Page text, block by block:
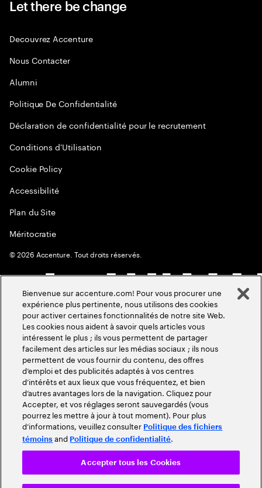
Let there be change
Decouvrez Accenture
Nous Contacter
Alumni
Politique De Confidentialité
Déclaration de confidentialité pour le recrutement
Conditions d'Utilisation
Cookie Policy
Accessibilité
Plan du Site
Méritocratie
©2026 Accenture. Tout droits réservés.
Bienvenue sur accenture.com! Pour vous procurer une
expérience plus pertinente, nous utilisons des cookies
pour activer certaines fonctionnalités de notre site Web.
Les cookies nous aident à savoir quels articles vous
intéressent le plus ; ils vous permettent de partager
facilement des articles sur les médias sociaux ; ils nous
permettent de vous fournir du contenu, des offres
d’emploi et des publicités adaptés à vos centres
d’intérêts et aux lieux que vous fréquentez, et bien
d’autres avantages lors de la navigation. Cliquez pour
Accepter, et vos réglages seront sauvegardés (vous
pourrez les mettre à jour à tout moment). Pour plus
d’informations, veuillez consulter Politique des fichiers
témoins and Politique de confidentialité.
Accepter tous les Cookies